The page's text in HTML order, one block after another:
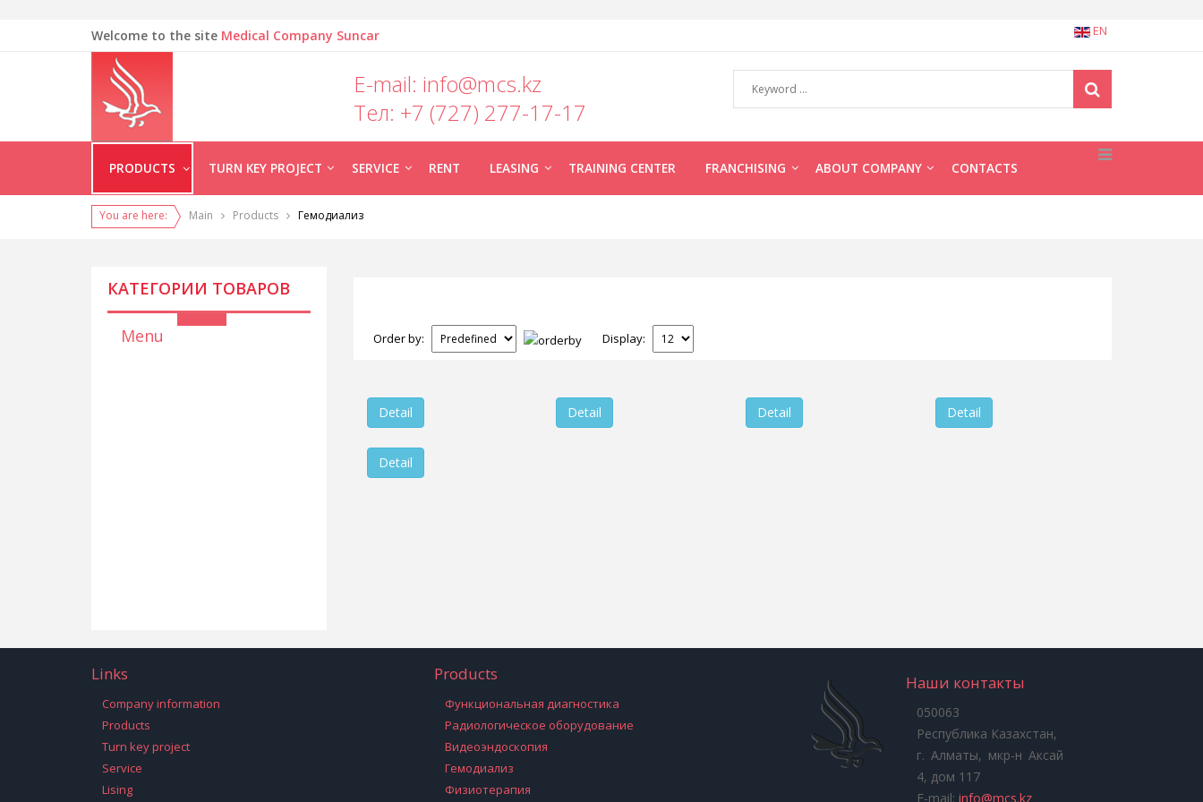
Welcome to the site Medical Company Suncar EN
E-mail: info@mcs.kz
Тел: +7 (727) 277-17-17
PRODUCTS TURN KEY PROJECT SERVICE RENT LEASING TRAINING CENTER FRANCHISING ABOUT COMPANY CONTACTS
You are here: Main Products Гемодиализ
КАТЕГОРИИ ТОВАРОВ
Menu Order by: Display:
Detail Detail Detail Detail
Detail
Links
Company information
Products
Turn key project
Service
Lising
Products
Функциональная диагностика
Радиологическое оборудование
Видеоэндоскопия
Гемодиализ
Физиотерапия
Наши контакты
050063
Республика Казахстан,
г. Алматы, мкр-н Аксай
4, дом 117
E-mail: info@mcs.kz